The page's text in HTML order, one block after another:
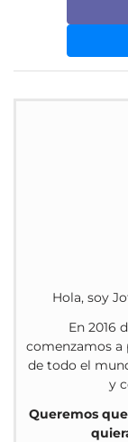
Hola, soy
En 2016
comenzamos a
de todo el
y
Queremos